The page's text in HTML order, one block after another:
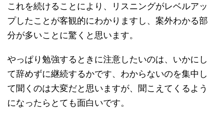
これを続けることにより、リスニングがレベルアッ
プしたことが客観的にわかりますし、案外わかる部
分が多いことに驚くと思います。
やっぱり勉強するときに注意したいのは、いかにし
て辞めずに継続するかです、わからないのを集中し
て聞くのは大変だと思いますが、聞こえてくるよう
になったらとても面白いです。